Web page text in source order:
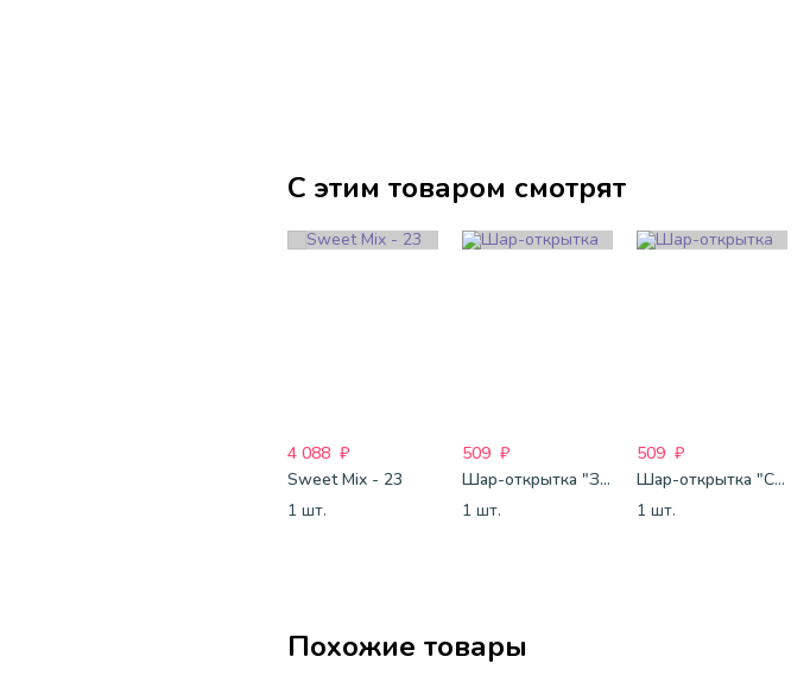
С этим товаром смотрят
4 088 ₽
Sweet Mix - 23
1 шт.
509 ₽
Шар-открытка "Звезда" (45 см) - 1
1 шт.
509 ₽
Шар-открытка "Сердце" (45 см) - 2
1 шт.
Похожие товары